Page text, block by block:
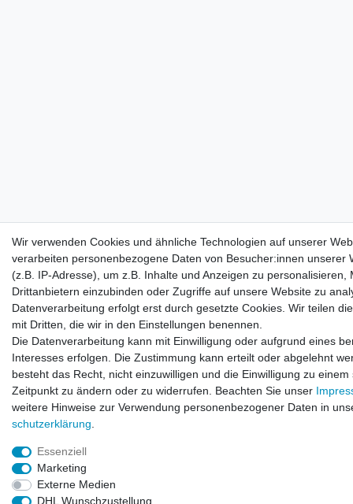
Wir verwenden Cookies und ähnliche Technologien auf unserer
verarbeiten personenbezogene Daten von Besucher:innen unserer
(z.B. IP-Adresse), um z.B. Inhalte und Anzeigen zu personalisieren,
Drittanbietern einzubinden oder Zugriffe auf unsere Website zu
Datenverarbeitung erfolgt erst durch gesetzte Cookies. Wir teilen
mit Dritten, die wir in den Einstellungen benennen.
Die Datenverarbeitung kann mit Einwilligung oder aufgrund eines
Interesses erfolgen. Die Zustimmung kann erteilt oder abgelehnt
besteht das Recht, nicht einzuwilligen und die Einwilligung zu einem
Zeitpunkt zu ändern oder zu widerrufen. Beachten Sie unser
weitere Hinweise zur Verwendung personenbezogener Daten in
schutz­erklärung
Essenziell
Marketing
Externe Medien
DHL Wunschzustellung